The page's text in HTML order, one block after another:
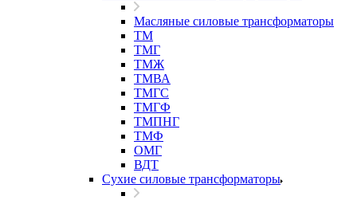
Масляные силовые трансформаторы
ТМ
ТМГ
ТМЖ
ТМВА
ТМГС
ТМГФ
ТМПНГ
ТМФ
ОМГ
ВДТ
Сухие силовые трансформаторы